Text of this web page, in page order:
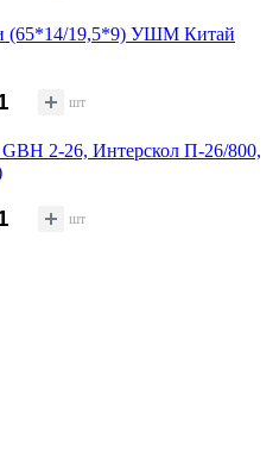
(65*14/19,5*9) УШМ Китай
шт
2-26, Интерскол П-26/800,
шт